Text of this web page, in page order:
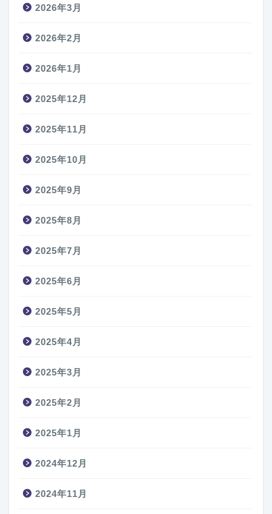
2026年3月
2026年2月
2026年1月
2025年12月
2025年11月
2025年10月
2025年9月
2025年8月
2025年7月
2025年6月
2025年5月
2025年4月
2025年3月
2025年2月
2025年1月
2024年12月
2024年11月